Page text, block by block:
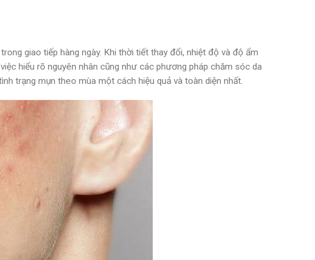
giao tiếp hàng ngày. Khi thời tiết thay đổi, nhiệt độ và độ ẩm
hiểu rõ nguyên nhân cũng như các phương pháp chăm sóc da
trạng mụn theo mùa một cách hiệu quả và toàn diện nhất.